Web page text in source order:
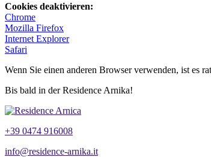
Cookies deaktivieren:
Chrome
Mozilla Firefox
Internet Explorer
Safari
Wenn Sie einen anderen Browser verwenden, ist es
Bis bald in der Residence Arnika!
+39 0474 916008
info@residence-arnika.it